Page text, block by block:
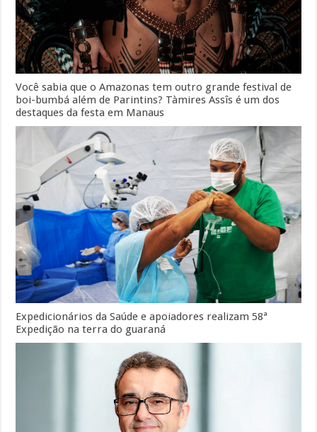
Você sabia que o Amazonas tem outro grande festival de
boi-bumbá além de Parintins? Tàmires Assîs é um dos
destaques da festa em Manaus
Expedicionários da Saúde e apoiadores realizam 58ª
Expedição na terra do guaraná